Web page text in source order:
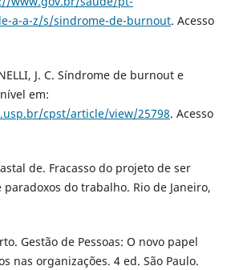
a-a-z/s/sindrome-de-burnout. Acesso
J. C. Síndrome de burnout e
em:
cpst/article/view/25798. Acesso
de. Fracasso do projeto de ser
do trabalho. Rio de Janeiro,
Gestão de Pessoas: O novo papel
nas organizações. 4 ed. São Paulo.